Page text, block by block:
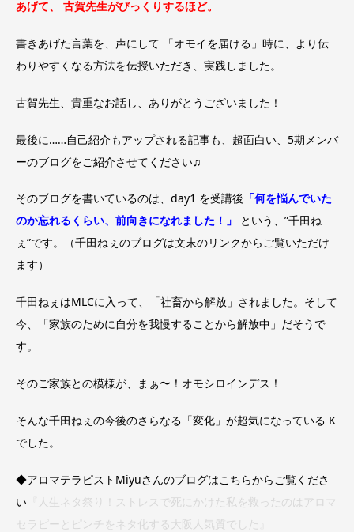
あげて、 古賀先生がびっくりするほど。
書きあげた言葉を、声にして 「オモイを届ける」時に、より伝
わりやすくなる方法を伝授いただき、実践しました。
古賀先生、貴重なお話し、ありがとうございました！
最後に……自己紹介もアップされる記事も、超面白い、5期メンバ
ーのブログをご紹介させてください♫
そのブログを書いているのは、day1 を受講後 「何を悩んでいた
のか忘れるくらい、前向きになれました！」
という、”千田ね
ぇ”です。（千田ねぇのブログは文末のリンクからご覧いただけ
ます）
千田ねぇはMLCに入って、「社畜から解放」されました。そして
今、「家族のために自分を我慢することから解放中」だそうで
す。
そのご家族との模様が、まぁ〜！オモシロインデス！
そんな千田ねぇの今後のさらなる「変化」が超気になっている K
でした。
◆アロマテラピストMiyuさんのブログはこちらからご覧くださ
い 『人生ネタ祭り！ストレスで死にかけた私を救ったのはアロマ
セラピーとピンチをネタ化する大阪人気質でした』